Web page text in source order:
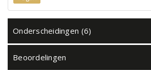
Onderscheidingen (6)
Beoordelingen